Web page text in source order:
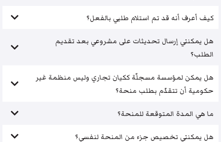
كيف أعرف أنه قد تم استلام طلبي بالفعل؟
هل يمكنني إرسال تحديثات على مشروعي بعد تقديم
الطلب؟
هل يمكن لمؤسسة مسجلّة ككيان تجاري وليس منظمة غير
حكومية أن تتقدّم بطلب منحة؟
ما هي المدة المتوقعة للمنحة؟
هل يمكنني تخصيص جزء من المنحة لنفسي؟